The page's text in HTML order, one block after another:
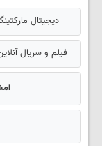
دیجیتال
فیلم و سریال